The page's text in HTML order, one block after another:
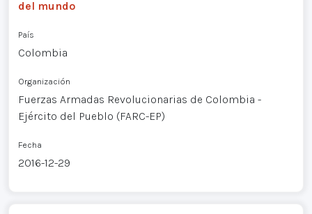
del mundo
País
Colombia
Organización
Fuerzas Armadas Revolucionarias de Colombia -
Ejército del Pueblo (FARC-EP)
Fecha
2016-12-29